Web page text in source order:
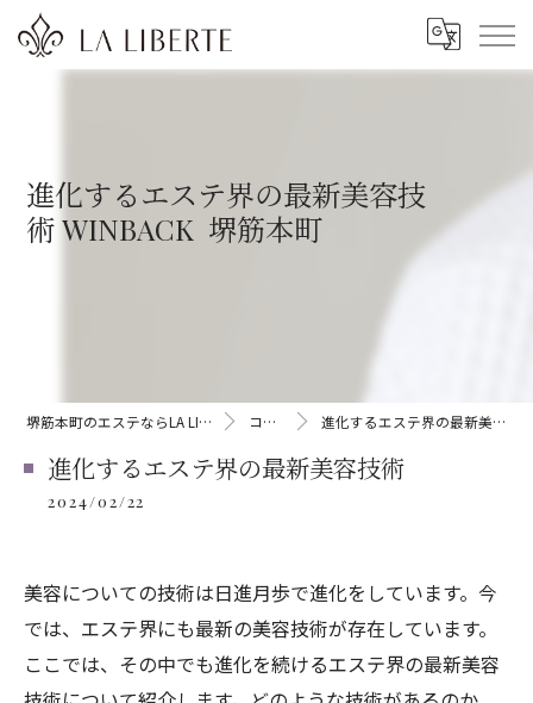
進化するエステ界の最新美容技
術 WINBACK 堺筋本町
堺筋本町のエステならLA LIBERTE コラム 進化するエステ界の最新美容技術
進化するエステ界の最新美容技術
2024/02/22
美容についての技術は日進月歩で進化をしています。今
では、エステ界にも最新の美容技術が存在しています。
ここでは、その中でも進化を続けるエステ界の最新美容